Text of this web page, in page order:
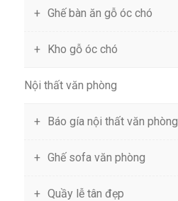
Ghế bàn ăn gỗ óc chó
Kho gỗ óc chó
Nội thất văn phòng
Báo gía nội thất văn phòng
Ghế sofa văn phòng
Quầy lễ tân đẹp